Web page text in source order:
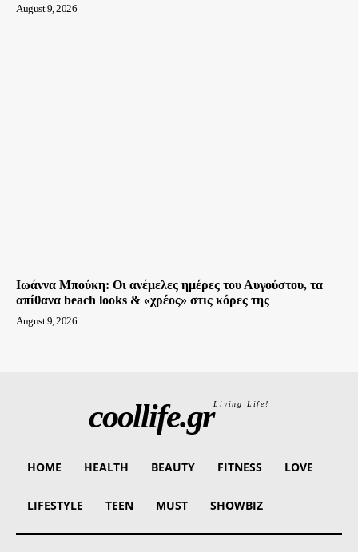
August 9, 2026
Ιωάννα Μπούκη: Οι ανέμελες ημέρες του Αυγούστου, τα
απίθανα beach looks & «χρέος» στις κόρες της
August 9, 2026
coollife.grLiving Life!
HOME HEALTH BEAUTY FITNESS LOVE
LIFESTYLE TEEN MUST SHOWBIZ